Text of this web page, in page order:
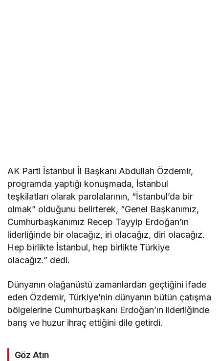
AK Parti İstanbul İl Başkanı Abdullah Özdemir,
programda yaptığı konuşmada, İstanbul
teşkilatları olarak parolalarının, “İstanbul’da bir
olmak” olduğunu belirterek, “Genel Başkanımız,
Cumhurbaşkanımız Recep Tayyip Erdoğan’ın
liderliğinde bir olacağız, iri olacağız, diri olacağız.
Hep birlikte İstanbul, hep birlikte Türkiye
olacağız.” dedi.
Dünyanın olağanüstü zamanlardan geçtiğini ifade
eden Özdemir, Türkiye’nin dünyanın bütün çatışma
bölgelerine Cumhurbaşkanı Erdoğan’ın liderliğinde
barış ve huzur ihraç ettiğini dile getirdi.
Göz Atın